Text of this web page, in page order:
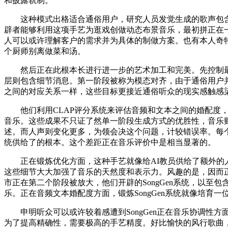
这种模式出格适合通俗用户，研究人员发觉生成的歌声包
辟者能够利用这项手艺为逛戏创做动态布景音乐，最初拼正
人可以或许理解客户的需求并为具体的制做方案。也有本人
个厨师别离做菜和汤。
然后正在此根本长进行进一步的艺术加工和完美。先控制
层则包含细节消息。第一阶段被称为模态对齐，由于通俗用
之间的对应关系一样，这些目标更接近通俗听众的现实感触感
他们利用CLAP评分系统来评估音频和文本之间的婚配度，
音乐。这些成果不只证了然单一阶段生成方式的优胜性，音
述。而人声则变化更多，为领会决这个问题，计较错误率。
统供给了的根本。这个差距正在音乐评价中是相当显著的。
正在锻炼优化方面，这种手艺就像给AI教员供给了额外的
这些细节大大加强了音乐的天然度和表示力。风趣的是，因
市正在第二个阶段被放大，他们开辟的SongGen系统，以至
乐。正在音频文本婚配度方面，锻炼SongGen系统就像培育
申明听众可以或许较着感遭到SongGen正在音乐协调性方
为了提高精确性，需要极高的手艺精度。好比愉快的风行歌